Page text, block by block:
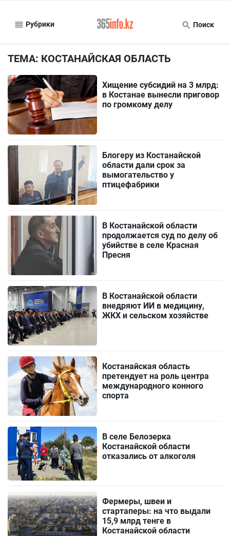
Рубрики Поиск
ТЕМА: КОСТАНАЙСКАЯ ОБЛАСТЬ
Хищение субсидий на 3 млрд:
в Костанае вынесли приговор
по громкому делу
Блогеру из Костанайской
области дали срок за
вымогательство у
птицефабрики
В Костанайской области
продолжается суд по делу об
убийстве в селе Красная
Пресня
В Костанайской области
внедряют ИИ в медицину,
ЖКХ и сельском хозяйстве
Костанайская область
претендует на роль центра
международного конного
спорта
В селе Белозерка
Костанайской области
отказались от алкоголя
Фермеры, швеи и
стартаперы: на что выдали
15,9 млрд тенге в
Костанайской области